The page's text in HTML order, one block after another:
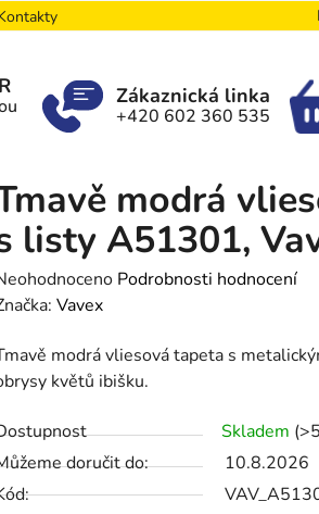
Zákaznická linka
+420 602 360 535
modrá
listy A51301,
Podrobnosti hodnocení
Vavex
modrá vliesová tapeta s
květů ibišku.
Skladem
doručit do:
10.8.2026